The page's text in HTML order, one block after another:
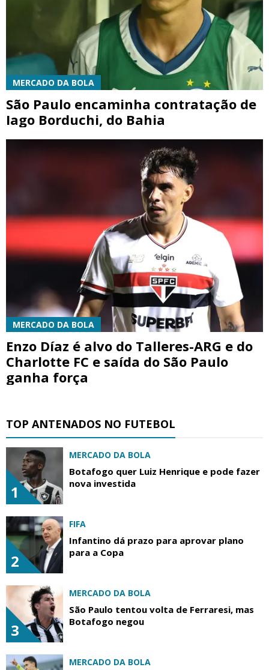
MERCADO DA BOLA
São Paulo encaminha contratação de
Iago Borduchi, do Bahia
MERCADO DA BOLA
Enzo Díaz é alvo do Talleres-ARG e do
Charlotte FC e saída do São Paulo
ganha força
TOP ANTENADOS NO FUTEBOL
1
MERCADO DA BOLA
Botafogo quer Luiz Henrique e pode fazer
nova investida
2
FIFA
Infantino dá prazo para aprovar plano
para a Copa
3
MERCADO DA BOLA
São Paulo tentou volta de Ferraresi, mas
Botafogo negou
MERCADO DA BOLA